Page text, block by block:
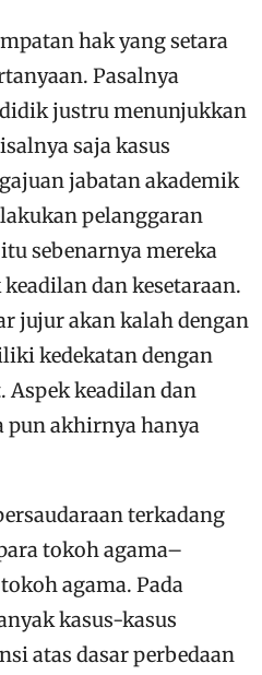
hak yang setara
Pasalnya
justru menunjukkan
saja kasus
jabatan akademik
pelanggaran
sebenarnya mereka
dan kesetaraan.
jujur akan kalah dengan
kedekatan dengan
Aspek keadilan dan
pun akhirnya hanya
terkadang
tokoh agama–
agama. Pada
kasus-kasus
atas dasar perbedaan